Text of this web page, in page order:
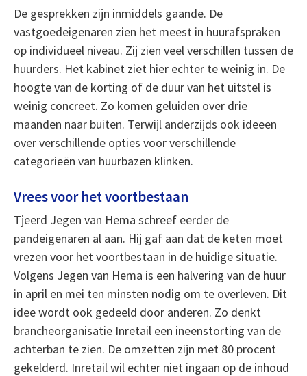
De gesprekken zijn inmiddels gaande. De
vastgoedeigenaren zien het meest in huurafspraken
op individueel niveau. Zij zien veel verschillen tussen de
huurders. Het kabinet ziet hier echter te weinig in. De
hoogte van de korting of de duur van het uitstel is
weinig concreet. Zo komen geluiden over drie
maanden naar buiten. Terwijl anderzijds ook ideeën
over verschillende opties voor verschillende
categorieën van huurbazen klinken.
Vrees voor het voortbestaan
Tjeerd Jegen van Hema schreef eerder de
pandeigenaren al aan. Hij gaf aan dat de keten moet
vrezen voor het voortbestaan in de huidige situatie.
Volgens Jegen van Hema is een halvering van de huur
in april en mei ten minsten nodig om te overleven. Dit
idee wordt ook gedeeld door anderen. Zo denkt
brancheorganisatie Inretail een ineenstorting van de
achterban te zien. De omzetten zijn met 80 procent
gekelderd. Inretail wil echter niet ingaan op de inhoud